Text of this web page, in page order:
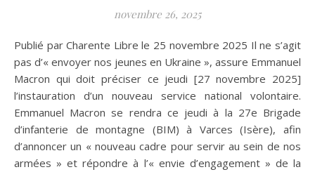
novembre 26, 2025
Publié par Charente Libre le 25 novembre 2025 Il ne s’agit
pas d’« envoyer nos jeunes en Ukraine », assure Emmanuel
Macron qui doit préciser ce jeudi [27 novembre 2025]
l’instauration d’un nouveau service national volontaire.
Emmanuel Macron se rendra ce jeudi à la 27e Brigade
d’infanterie de montagne (BIM) à Varces (Isère), afin
d’annoncer un « nouveau cadre pour servir au sein de nos
armées » et répondre à l’« envie d’engagement » de la